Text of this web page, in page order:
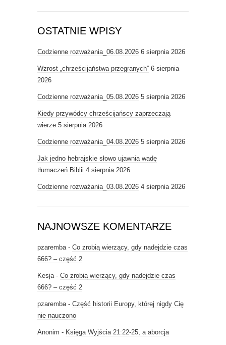
OSTATNIE WPISY
Codzienne rozważania_06.08.2026 6 sierpnia 2026
Wzrost „chrześcijaństwa przegranych” 6 sierpnia
2026
Codzienne rozważania_05.08.2026 5 sierpnia 2026
Kiedy przywódcy chrześcijańscy zaprzeczają
wierze 5 sierpnia 2026
Codzienne rozważania_04.08.2026 5 sierpnia 2026
Jak jedno hebrajskie słowo ujawnia wadę
tłumaczeń Biblii 4 sierpnia 2026
Codzienne rozważania_03.08.2026 4 sierpnia 2026
NAJNOWSZE KOMENTARZE
pzaremba- Co zrobią wierzący, gdy nadejdzie czas
666? – część 2
Kesja- Co zrobią wierzący, gdy nadejdzie czas
666? – część 2
pzaremba- Część historii Europy, której nigdy Cię
nie nauczono
Anonim - Księga Wyjścia 21:22-25, a aborcja